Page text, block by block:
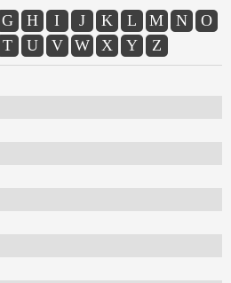
G H I J K L M N
O
T U V W X Y Z